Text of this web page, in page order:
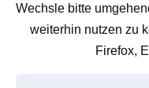
Wechsle bitte
weiterhin nutzen zu
Firefox,